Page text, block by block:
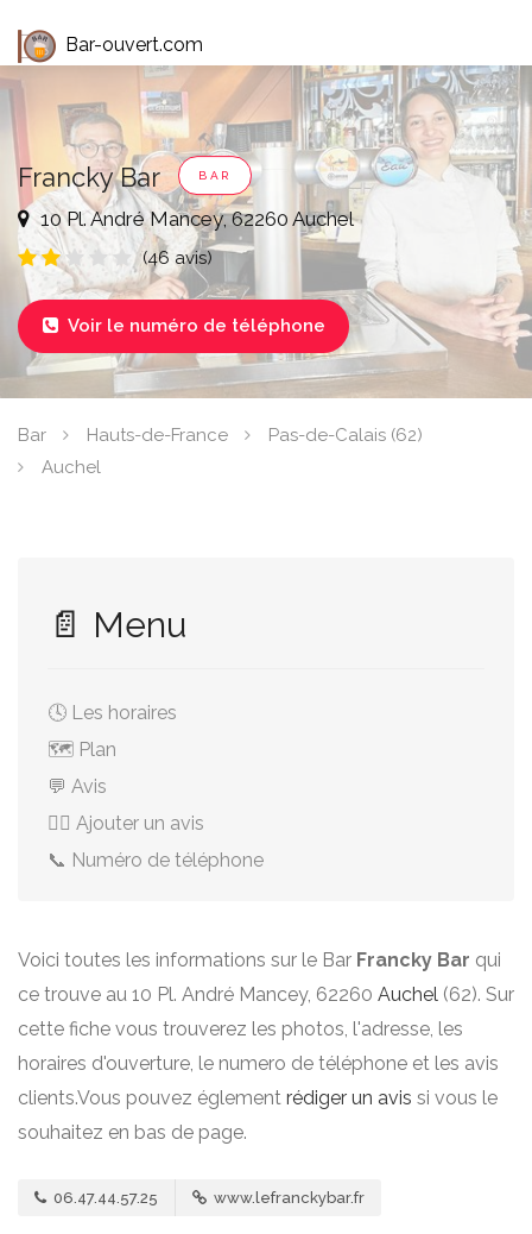
Bar-ouvert.com
Francky Bar BAR
10 Pl. André Mancey, 62260 Auchel
(46 avis)
 Voir le numéro de téléphone
Bar Hauts-de-France
Pas-de-Calais (62)
Auchel
📄 Menu
🕓 Les horaires
🗺️ Plan
💬 Avis
✍🏻 Ajouter un avis
📞 Numéro de téléphone
Voici toutes les informations sur le Bar Francky Bar qui
ce trouve au 10 Pl. André Mancey, 62260 Auchel (62). Sur
cette fiche vous trouverez les photos, l'adresse, les
horaires d'ouverture, le numero de téléphone et les avis
clients.Vous pouvez églement rédiger un avis si vous le
souhaitez en bas de page.
06.47.44.57.25 www.lefranckybar.fr